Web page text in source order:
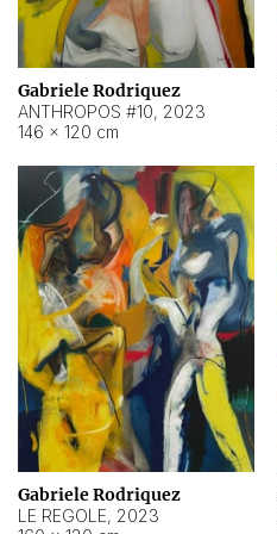
Gabriele Rodriquez
ANTHROPOS #10, 2023
146 × 120 cm
Gabriele Rodriquez
LE REGOLE, 2023